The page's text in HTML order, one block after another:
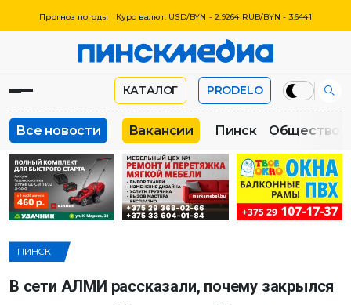
Прогноз погоды Курс валют: USD/BYN - 2.9264 RUB/BYN - 3.6441
КАТАЛОГ PRODELO
Все новости Вакансии Пинск Общество
ПИНСК
В сети АЛМИ рассказали, почему закрылся